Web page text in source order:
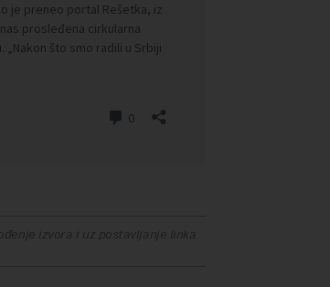
izvora i uz postavljanje linka